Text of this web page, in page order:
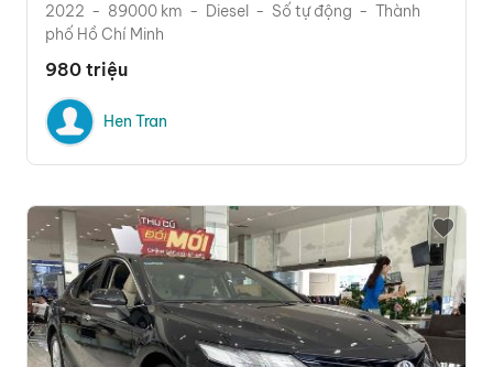
2022 89000 km Diesel Số tự động
Thành
phố Hồ Chí Minh
980 triệu
Hen Tran